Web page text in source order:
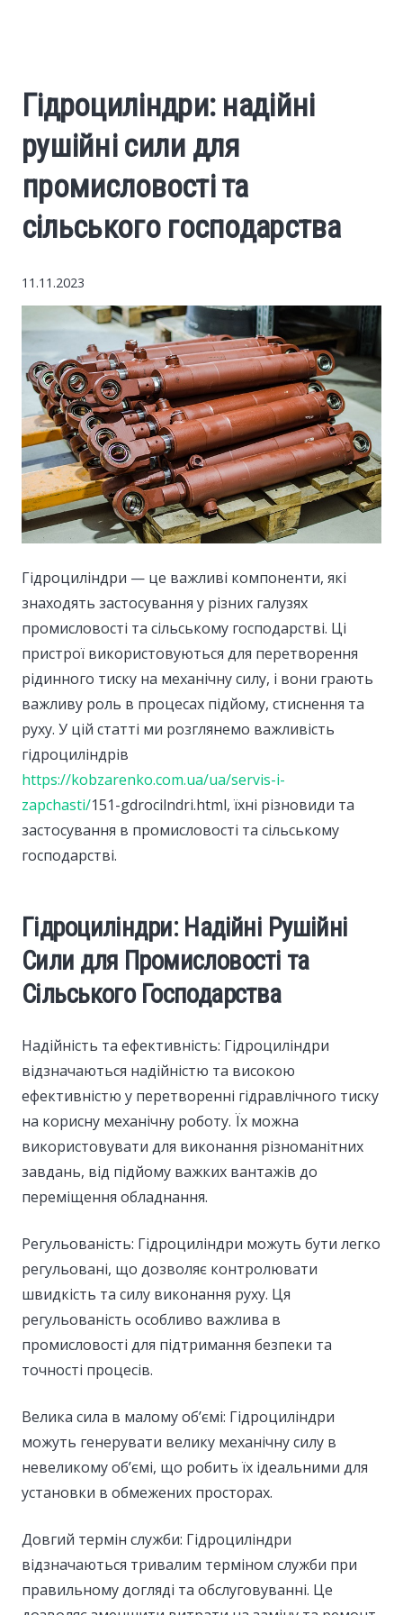
Construction
Auto
Politics
Society
Style
Tourism
Гідроциліндри: надійні
рушійні сили для
промисловості та
сільського господарства
11.11.2023
Гідроциліндри — це важливі компоненти, які
знаходять застосування у різних галузях
промисловості та сільському господарстві. Ці
пристрої використовуються для перетворення
рідинного тиску на механічну силу, і вони грають
важливу роль в процесах підйому, стиснення та
руху. У цій статті ми розглянемо важливість
гідроциліндрів
https://kobzarenko.com.ua/ua/servis-i-
zapchasti/151-gdrocilndri.html, їхні різновиди та
застосування в промисловості та сільському
господарстві.
Гідроциліндри: Надійні Рушійні
Сили для Промисловості та
Сільського Господарства
Надійність та ефективність: Гідроциліндри
відзначаються надійністю та високою
ефективністю у перетворенні гідравлічного тиску
на корисну механічну роботу. Їх можна
використовувати для виконання різноманітних
завдань, від підйому важких вантажів до
переміщення обладнання.
Регульованість: Гідроциліндри можуть бути легко
регульовані, що дозволяє контролювати
швидкість та силу виконання руху. Ця
регульованість особливо важлива в
промисловості для підтримання безпеки та
точності процесів.
Велика сила в малому об’ємі: Гідроциліндри
можуть генерувати велику механічну силу в
невеликому об’ємі, що робить їх ідеальними для
установки в обмежених просторах.
Довгий термін служби: Гідроциліндри
відзначаються тривалим терміном служби при
правильному догляді та обслуговуванні. Це